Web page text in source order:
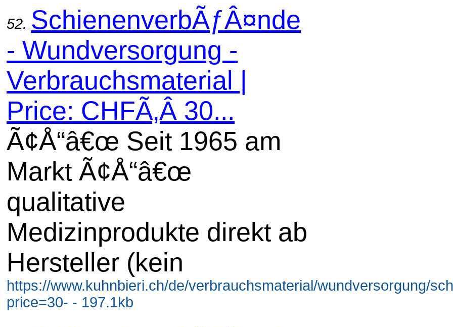
52. SchienenverbÃƒÂ¤nde
- Wundversorgung -
Verbrauchsmaterial |
Price: CHFÃ‚Â 30...
Ã¢Å“â€œ Seit 1965 am
Markt Ã¢Å“â€œ
qualitative
Medizinprodukte direkt ab
Hersteller (kein
https://www.kuhnbieri.ch/de/verbrauchsmaterial/wundversorgung/
price=30- - 197.1kb